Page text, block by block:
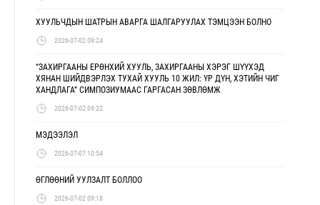
ХУУЛЬЧДЫН ШАТРЫН АВАРГА ШАЛГАРУУЛАХ ТЭМЦЭЭН БОЛНО
2026-07-02 09:24
“ЗАХИРГААНЫ ЕРӨНХИЙ ХУУЛЬ, ЗАХИРГААНЫ ХЭРЭГ ШҮҮХЭД
ХЯНАН ШИЙДВЭРЛЭХ ТУХАЙ ХУУЛЬ 10 ЖИЛ: ҮР ДҮН, ХЭТИЙН ЧИГ
ХАНДЛАГА” СИМПОЗИУМААС ГАРГАСАН ЗӨВЛӨМЖ
2026-07-02 09:22
МЭДЭЭЛЭЛ
2026-07-07 10:54
ӨГЛӨӨНИЙ УУЛЗАЛТ БОЛЛОО
2026-07-02 09:18